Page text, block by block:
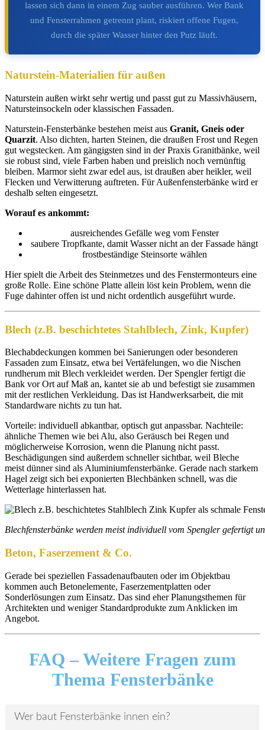
lassen sich dann in einem Zug sauber ausführen. Wer Bank
und Fensterrahmen getrennt plant, riskiert offene Fugen,
durch die später Wasser hinter den Putz läuft.
Naturstein-Materialien für außen
Naturstein außen wirkt sehr wertig und passt gut zu Massivhäusern,
Natursteinsockeln oder klassischen Fassaden.
Naturstein-Fensterbänke bestehen meist aus Granit, Gneis oder
Quarzit. Also dichten, harten Steinen, die draußen Frost und Regen
gut wegstecken. Am gängigsten sind in der Praxis Granitbänke, weil
sie robust sind, viele Farben haben und preislich noch vernünftig
bleiben. Marmor sieht zwar edel aus, ist draußen aber heikler, weil
Flecken und Verwitterung auftreten. Für Außenfensterbänke wird er
deshalb selten eingesetzt.
Worauf es ankommt:
ausreichendes Gefälle weg vom Fenster
saubere Tropfkante, damit Wasser nicht an der Fassade hängt
frostbeständige Steinsorte wählen
Hier spielt die Arbeit des Steinmetzes und des Fenstermonteurs eine
große Rolle. Eine schöne Platte allein löst kein Problem, wenn die
Fuge dahinter offen ist und nicht ordentlich ausgeführt wurde.
Blech (z.B. beschichtetes Stahlblech, Zink, Kupfer)
Blechabdeckungen kommen bei Sanierungen oder besonderen
Fassaden zum Einsatz, etwa bei Vertäfelungen, wo die Nischen
rundherum mit Blech verkleidet werden. Der Spengler fertigt die
Bank vor Ort auf Maß an, kantet sie ab und befestigt sie zusammen
mit der restlichen Verkleidung. Das ist Handwerksarbeit, die mit
Standardware nichts zu tun hat.
Vorteile: individuell abkantbar, optisch gut anpassbar. Nachteile:
ähnliche Themen wie bei Alu, also Geräusch bei Regen und
möglicherweise Korrosion, wenn die Planung nicht passt.
Beschädigungen sind außerdem schneller sichtbar, weil Bleche
meist dünner sind als Aluminiumfensterbänke. Gerade nach starkem
Hagel zeigt sich bei exponierten Blechbänken schnell, was die
Wetterlage hinterlassen hat.
Blechfensterbänke werden meist individuell vom Spengler gefertigt
Beton, Faserzement & Co.
Gerade bei speziellen Fassadenaufbauten oder im Objektbau
kommen auch Betonelemente, Faserzementplatten oder
Sonderlösungen zum Einsatz. Das sind eher Planungsthemen für
Architekten und weniger Standardprodukte zum Anklicken im
Angebot.
FAQ –Weitere Fragen zum
Thema Fensterbänke
Wer baut Fensterbänke innen ein?